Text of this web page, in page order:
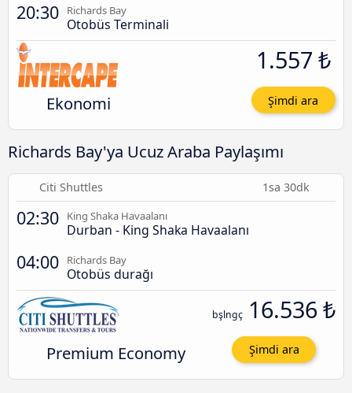
20:30 Richards Bay
Otobüs Terminali
Ekonomi
1.557 ₺
Şimdi ara
Richards Bay'ya Ucuz Araba Paylaşımı
Citi Shuttles 1sa 30dk
02:30 King Shaka Havaalanı
Durban - King Shaka Havaalanı
04:00 Richards Bay
Otobüs durağı
Premium Economy
bşlngç 16.536 ₺
Şimdi ara